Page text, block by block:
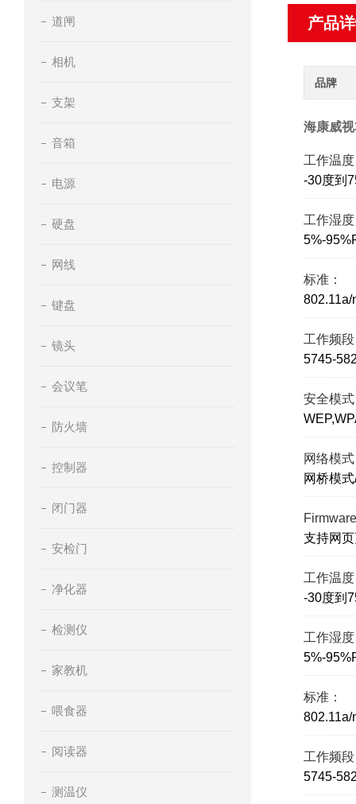
道闸
相机
支架
音箱
电源
硬盘
网线
键盘
镜头
会议笔
防火墙
控制器
闭门器
安检门
净化器
检测仪
家教机
喂食器
阅读器
测温仪
产品
品牌
海康威
工作温
-30度到
工作湿
5%-
标准：
802.11a/
工作频
5745-
安全模
网络模
网桥模
支持网
工作温
-30度到
工作湿
5%-
标准：
802.11a/
工作频
5745-